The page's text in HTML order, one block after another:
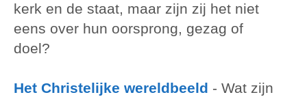
kerk en de staat, maar zijn zij het niet
eens over hun oorsprong, gezag of
doel?
Het Christelijke wereldbeeld - Wat zijn